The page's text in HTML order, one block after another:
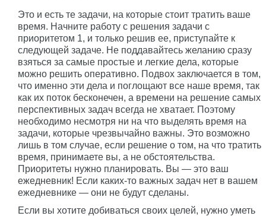
Это и есть те задачи, на которые стоит тратить ваше
время. Начните работу с решения задачи с
приоритетом 1, и только решив ее, приступайте к
следующей задаче. Не поддавайтесь желанию сразу
взяться за самые простые и легкие дела, которые
можно решить оперативно. Подвох заключается в том,
что именно эти дела и поглощают все наше время, так
как их поток бесконечен, а времени на решение самых
перспективных задач всегда не хватает. Поэтому
необходимо несмотря ни на что выделять время на
задачи, которые чрезвычайно важны. Это возможно
лишь в том случае, если решение о том, на что тратить
время, принимаете вы, а не обстоятельства.
Приоритеты нужно планировать. Вы — это ваш
ежедневник! Если каких-то важных задач нет в вашем
ежедневнике — они не будут сделаны.
Если вы хотите добиваться своих целей, нужно уметь